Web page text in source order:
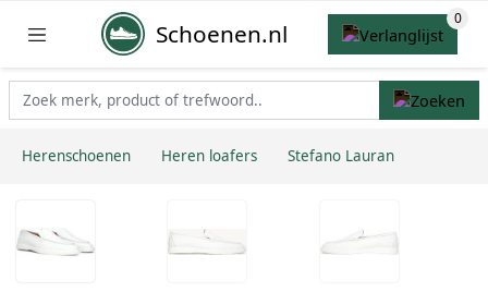
Schoenen.nl
Herenschoenen Heren loafers Stefano Lauran